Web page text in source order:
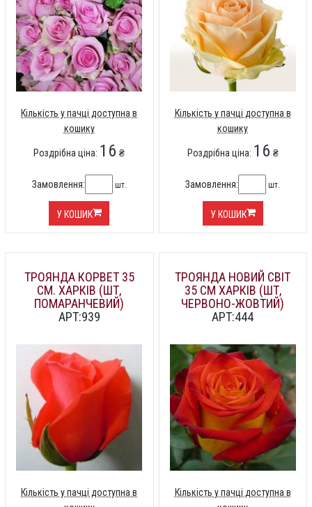
Кількість у пачці доступна в
кошику
Роздрібна ціна: 16 ₴
Замовлення: шт.
У КОШИК
Кількість у пачці доступна в
кошику
Роздрібна ціна: 16 ₴
Замовлення: шт.
У КОШИК
ТРОЯНДА КОРВЕТ 35
СМ. ХАРКІВ (ШТ,
ПОМАРАНЧЕВИЙ)
АРТ:939
Кількість у пачці доступна в
ТРОЯНДА НОВИЙ СВІТ
35 СМ ХАРКІВ (ШТ,
ЧЕРВОНО-ЖОВТИЙ)
АРТ:444
Кількість у пачці доступна в